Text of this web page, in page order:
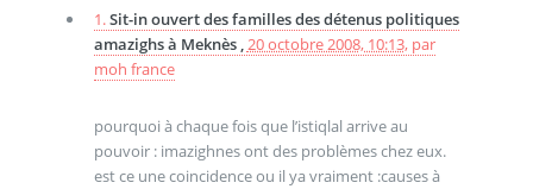
1.Sit-in ouvert des familles des détenus politiques
amazighs à Meknès ,20 octobre 2008, 10:13, par
moh france
pourquoi à chaque fois que l’istiqlal arrive au
pouvoir : imazighnes ont des problèmes chez eux.
est ce une coincidence ou il ya vraiment :causes à